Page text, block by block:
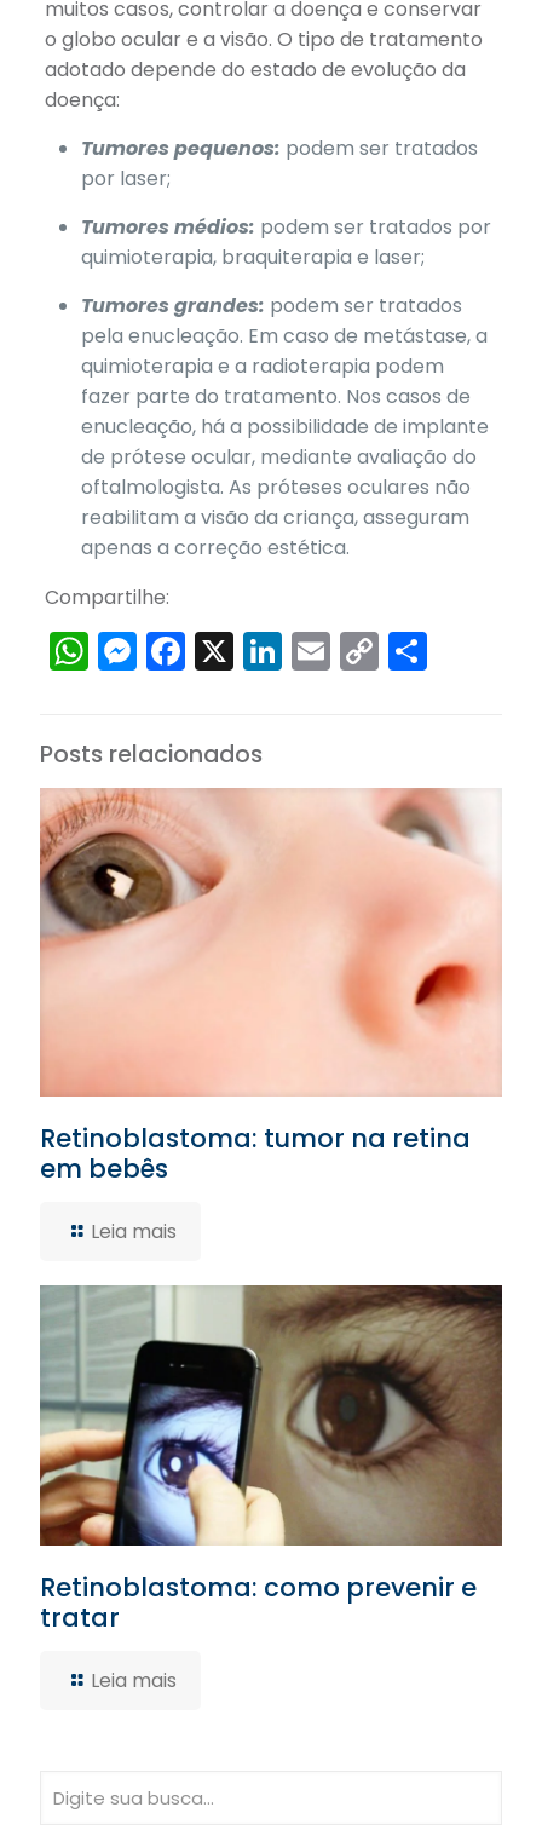
muitos casos, controlar a doença e conservar
o globo ocular e a visão. O tipo de tratamento
adotado depende do estado de evolução da
doença:
Tumores pequenos: podem ser tratados
por laser;
Tumores médios: podem ser tratados por
quimioterapia, braquiterapia e laser;
Tumores grandes: podem ser tratados
pela enucleação. Em caso de metástase, a
quimioterapia e a radioterapia podem
fazer parte do tratamento. Nos casos de
enucleação, há a possibilidade de implante
de prótese ocular, mediante avaliação do
oftalmologista. As próteses oculares não
reabilitam a visão da criança, asseguram
apenas a correção estética.
Compartilhe:
WhatsApp
Messenger
Facebook
X LinkedIn
Email
Copy
Link
Share
Posts relacionados
Retinoblastoma: tumor na retina
em bebês
Leia mais
Retinoblastoma: como prevenir e
tratar
Leia mais